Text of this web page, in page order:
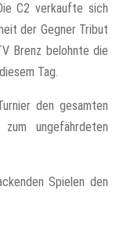
C2 verkaufte sich
der Gegner Tribut
Brenz belohnte die
Tag.
den gesamten
ungefährdeten
Spielen den